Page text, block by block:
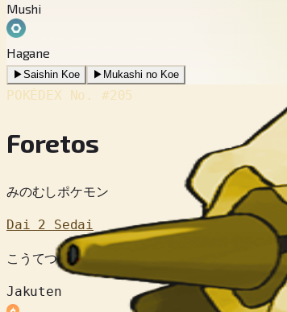
Mushi
Hagane
▶Saishin Koe ▶ Mukashi no Koe
POKÉDEX No. #205
Foretos
みのむしポケモン
Dai 2 Sedai
こうてつの カラで まもられている。 すき
Jakuten